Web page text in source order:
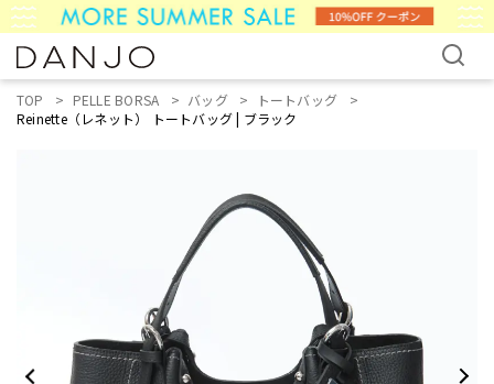
TOP PELLE BORSA バッグ
トートバッグ
Reinette（レネット） トートバッグ | ブラック